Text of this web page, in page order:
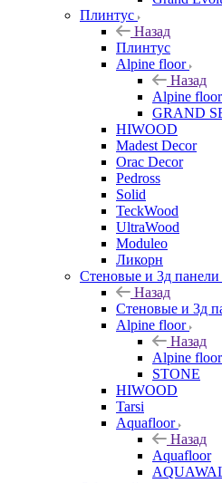
Плинтус
Назад
Плинтус
Alpine floor
Назад
Alpine floor
GRAND
HIWOOD
Madest Decor
Orac Decor
Pedross
Solid
TeckWood
UltraWood
Moduleo
Ликорн
Стеновые и 3д панели
Назад
Стеновые и 3д
Alpine floor
Назад
Alpine floor
STONE
HIWOOD
Tarsi
Aquafloor
Назад
Aquafloor